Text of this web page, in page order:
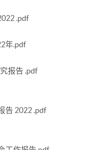
.pdf
年.pdf
报告 .pdf
告 2022 .pdf